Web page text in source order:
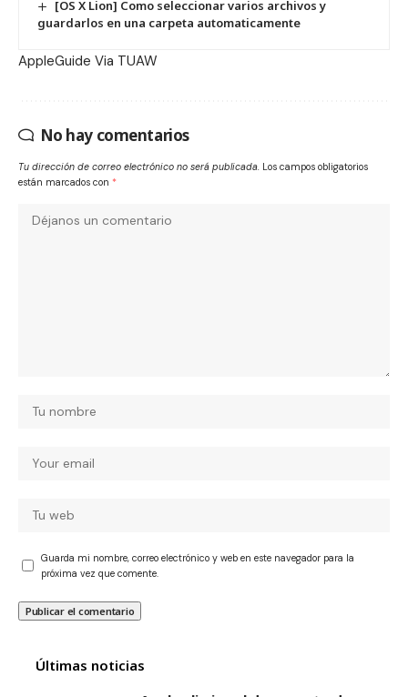
[OS X Lion] Como seleccionar varios archivos y
guardarlos en una carpeta automaticamente
AppleGuide Via TUAW
No hay comentarios
Tu dirección de correo electrónico no será publicada. Los campos obligatorios
están marcados con *
Guarda mi nombre, correo electrónico y web en este navegador para la
próxima vez que comente.
Últimas noticias